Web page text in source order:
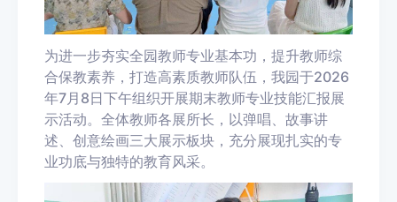
为进一步夯实全园教师专业基本功，提升教师综
合保教素养，打造高素质教师队伍，我园于2026
年7月8日下午组织开展期末教师专业技能汇报展
示活动。全体教师各展所长，以弹唱、故事讲
述、创意绘画三大展示板块，充分展现扎实的专
业功底与独特的教育风采。